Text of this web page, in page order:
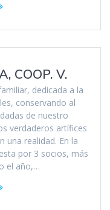
COOP. V.
dedicada a la
conservando al
de nuestro
verdaderos artífices
una realidad. En la
por 3 socios, más
el año,…